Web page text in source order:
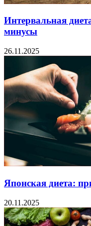
Интервальная
минусы
26.11.2025
Японская диета:
20.11.2025